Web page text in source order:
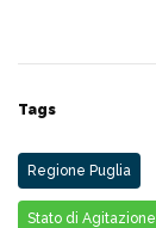
Tags
Regione Puglia
Stato di Agitazione